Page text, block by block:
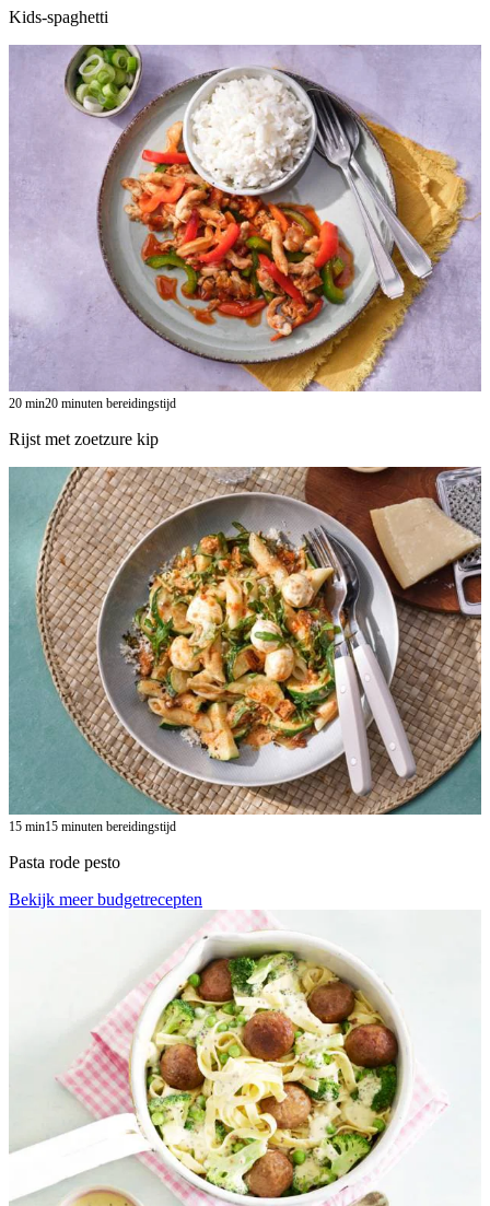
Kids-spaghetti
20 min20 minuten bereidingstijd
Rijst met zoetzure kip
15 min15 minuten bereidingstijd
Pasta rode pesto
Bekijk meer budgetrecepten